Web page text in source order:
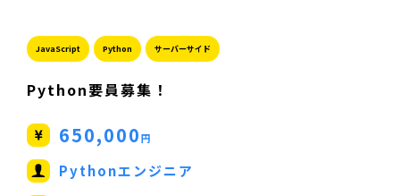
JavaScript Python サーバーサイド
Python要員募集！
650,000円
Pythonエンジニア